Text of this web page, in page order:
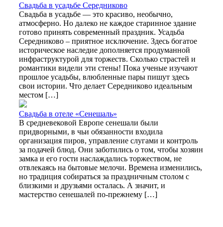
Свадьба в усадьбе Середниково
Свадьба в усадьбе — это красиво, необычно,
атмосферно. Но далеко не каждое старинное здание
готово принять современный праздник. Усадьба
Середниково – приятное исключение. Здесь богатое
историческое наследие дополняется продуманной
инфраструктурой для торжеств. Сколько страстей и
романтики видели эти стены! Пока ученые изучают
прошлое усадьбы, влюбленные пары пишут здесь
свои истории. Что делает Середниково идеальным
местом […]
Свадьба в отеле «Сенешаль»
В средневековой Европе сенешали были
придворными, в чьи обязанности входила
организация пиров, управление слугами и контроль
за подачей блюд. Они заботились о том, чтобы хозяин
замка и его гости наслаждались торжеством, не
отвлекаясь на бытовые мелочи. Времена изменились,
но традиция собираться за праздничным столом с
близкими и друзьями осталась. А значит, и
мастерство сенешалей по-прежнему […]